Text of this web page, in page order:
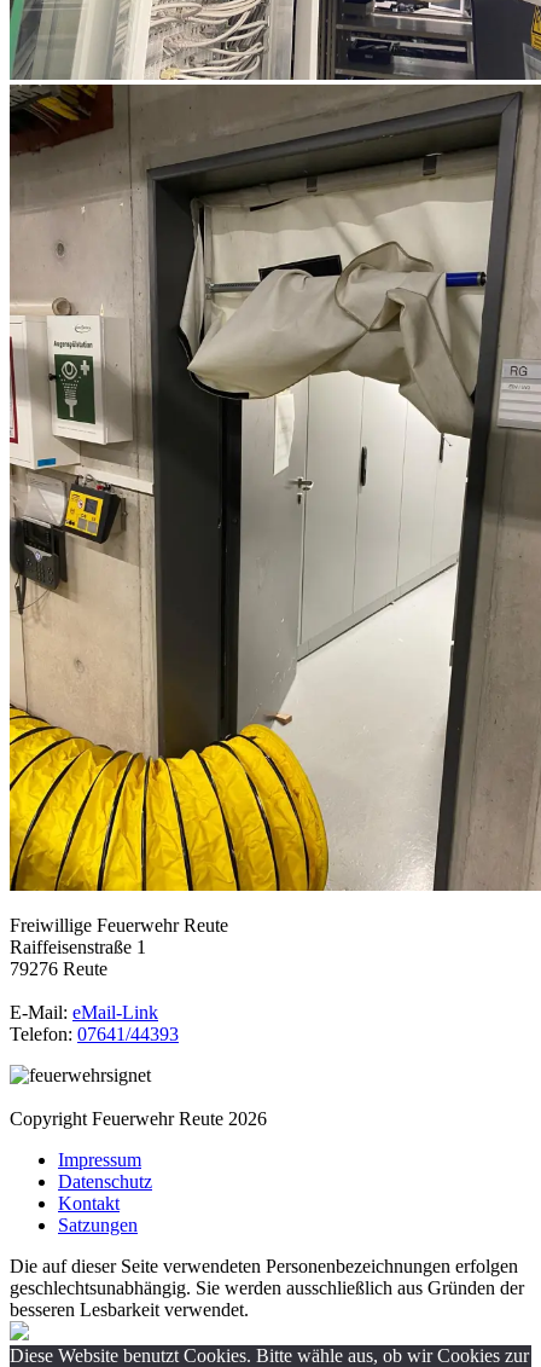
Freiwillige Feuerwehr Reute
Raiffeisenstraße 1
79276 Reute
E-Mail: eMail-Link
Telefon: 07641/44393
Copyright Feuerwehr Reute 2026
Impressum
Datenschutz
Kontakt
Satzungen
Die auf dieser Seite verwendeten Personenbezeichnungen erfolgen
geschlechtsunabhängig. Sie werden ausschließlich aus Gründen der
besseren Lesbarkeit verwendet.
Diese Website benutzt Cookies. Bitte wähle aus, ob wir Cookies zur